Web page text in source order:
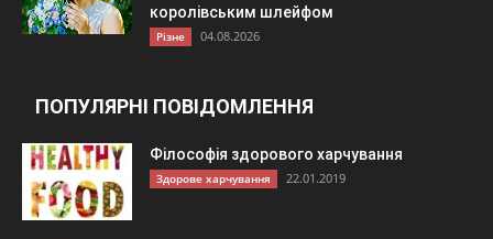
королівським шлейфом
Різне 04.08.2026
ПОПУЛЯРНІ ПОВІДОМЛЕННЯ
Філософія здорового харчування
Здорове харчування 22.01.2019